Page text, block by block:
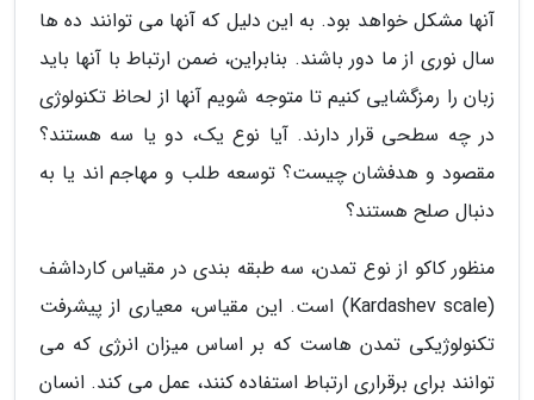
آنها مشکل خواهد بود. به این دلیل که آنها می توانند ده ها
سال نوری از ما دور باشند. بنابراین، ضمن ارتباط با آنها باید
زبان را رمزگشایی کنیم تا متوجه شویم آنها از لحاظ تکنولوژی
در چه سطحی قرار دارند. آیا نوع یک، دو یا سه هستند؟
مقصود و هدفشان چیست؟ توسعه طلب و مهاجم اند یا به
دنبال صلح هستند؟
منظور کاکو از نوع تمدن، سه طبقه بندی در مقیاس کارداشف
(Kardashev scale) است. این مقیاس، معیاری از پیشرفت
تکنولوژیکی تمدن هاست که بر اساس میزان انرژی که می
توانند برای برقراری ارتباط استفاده کنند، عمل می کند. انسان